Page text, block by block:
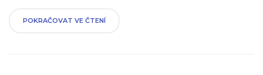
blog, kde se snažím přinášet informace, které vám mohou
POKRAČOVAT VE ČTENÍ